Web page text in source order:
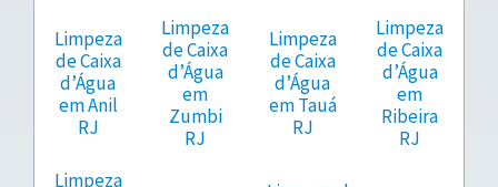
Limpeza
de Caixa
d’Água
em Anil
RJ
Limpeza
de Caixa
d’Água
em
Zumbi
RJ
Limpeza
de Caixa
d’Água
em Tauá
RJ
Limpeza
de Caixa
d’Água
em
Ribeira
RJ
Limpeza